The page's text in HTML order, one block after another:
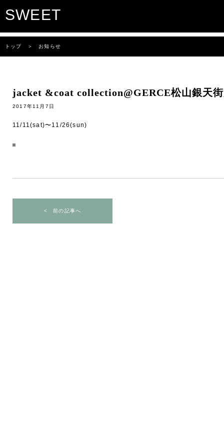
SWEET
トップ ＞ お知らせ
jacket &coat collection@GERCE松山銀天
2017年11月7日
11/11(sat)〜11/26(sun)
< 前の記事へ